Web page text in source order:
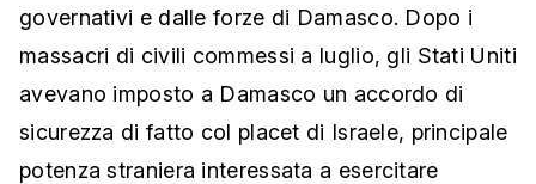
governativi e dalle forze di Damasco. Dopo i
massacri di civili commessi a luglio, gli Stati Uniti
avevano imposto a Damasco un accordo di
sicurezza di fatto col placet di Israele, principale
potenza straniera interessata a esercitare